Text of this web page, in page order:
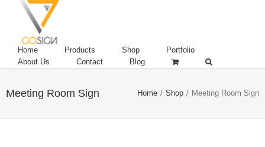
Home Products Shop
Portfolio
About Us
Contact Blog
Meeting Room Sign Home / Shop / Meeting Room Sign